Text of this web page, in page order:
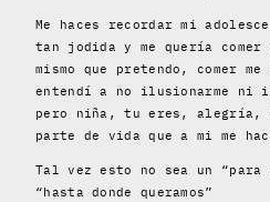
Me haces recordar mi
tan jodida y me quería comer
mismo que pretendo, comer
entendí a no ilusionarme ni
pero niña, tu eres, alegría,
parte de vida que a mi me
Tal vez esto no sea un “para
“hasta donde queramos”